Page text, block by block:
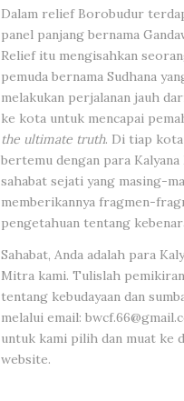
Dalam relief Borobudur
panel panjang bernama
Relief itu mengisahkan
pemuda bernama Sudhana
melakukan perjalanan jauh
ke kota untuk mencapai
the ultimate truth. Di tiap
bertemu dengan para
sahabat sejati yang masing-
memberikannya fragmen-
pengetahuan tentang
Sahabat, Anda adalah para
Mitra kami. Tulislah
tentang kebudayaan dan
melalui email:
untuk kami pilih dan muat ke
website.